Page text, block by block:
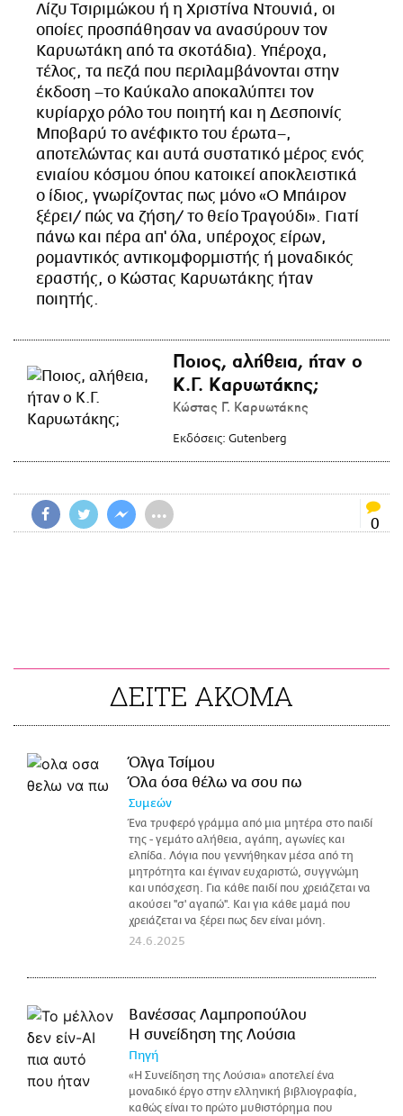
Λίζυ Τσιριμώκου ή η Χριστίνα Ντουνιά, οι
οποίες προσπάθησαν να ανασύρουν τον
Καρυωτάκη από τα σκοτάδια). Υπέροχα,
τέλος, τα πεζά που περιλαμβάνονται στην
έκδοση –το Καύκαλο αποκαλύπτει τον
κυρίαρχο ρόλο του ποιητή και η Δεσποινίς
Μποβαρύ το ανέφικτο του έρωτα–,
αποτελώντας και αυτά συστατικό μέρος ενός
ενιαίου κόσμου όπου κατοικεί αποκλειστικά
ο ίδιος, γνωρίζοντας πως μόνο «Ο Μπάιρον
ξέρει/ πώς να ζήση/ το θείο Τραγούδι». Γιατί
πάνω και πέρα απ' όλα, υπέροχος είρων,
ρομαντικός αντικομφορμιστής ή μοναδικός
εραστής, ο Κώστας Καρυωτάκης ήταν
ποιητής.
Ποιος, αλήθεια, ήταν ο
Κ.Γ. Καρυωτάκης;
Κώστας Γ. Καρυωτάκης
Εκδόσεις: Gutenberg
•••
0
ΔΕΙΤΕ ΑΚΟΜΑ
Όλγα Τσίμου
Όλα όσα θέλω να σου πω
Συμεών
Ένα τρυφερό γράμμα από μια μητέρα στο παιδί
της - γεμάτο αλήθεια, αγάπη, αγωνίες και
ελπίδα. Λόγια που γεννήθηκαν μέσα από τη
μητρότητα και έγιναν ευχαριστώ, συγγνώμη
και υπόσχεση. Για κάθε παιδί που χρειάζεται να
ακούσει ''σ' αγαπώ''. Και για κάθε μαμά που
χρειάζεται να ξέρει πως δεν είναι μόνη.
24.6.2025
Βανέσσας Λαμπροπούλου
Η συνείδηση της Λούσια
Πηγή
«Η Συνείδηση της Λούσια» αποτελεί ένα
μοναδικό έργο στην ελληνική βιβλιογραφία,
καθώς είναι το πρώτο μυθιστόρημα που